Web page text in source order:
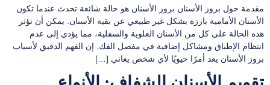
مقدمة حول بروز الأسنان بروز الأسنان هو حالة شائعة تحدث عندما تكون
الأسنان الأمامية بارزة بشكل غير طبيعي عن بقية الأسنان. يمكن أن تؤثر
هذه الحالة على كل من الأسنان العلوية والسفلية، مما يؤدي إلى عدم
انتظام الإطباق ومشاكل إضافية في مفصل الفك. إن الفهم الدقيق لأسباب
بروز الأسنان يعد أمرًا حيويًا لأي شخص يعاني […]